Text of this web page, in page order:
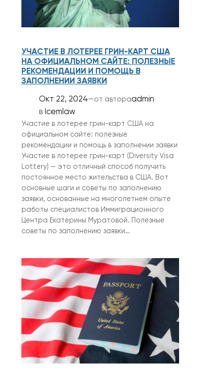
УЧАСТИЕ В ЛОТЕРЕЕ ГРИН-КАРТ США
НА ОФИЦИАЛЬНОМ САЙТЕ: ПОЛЕЗНЫЕ
РЕКОМЕНДАЦИИ И ПОМОЩЬ В
ЗАПОЛНЕНИИ ЗАЯВКИ
Окт 22, 2024—от автораadmin
в Icemlaw
Участие в лотерее грин-карт США на
официальном сайте: полезные
рекомендации и помощь в заполнении заявки
Участие в лотерее грин-карт (Diversity Visa
Lottery) — это отличный способ получить
постоянное место жительства в США. Вот
основные шаги и советы по заполнению
заявки, основанные на многолетнем опыте
работы специалистов Иммиграционного
Центра Екатерины Муратовой. Полезные
советы по заполнению заявки…